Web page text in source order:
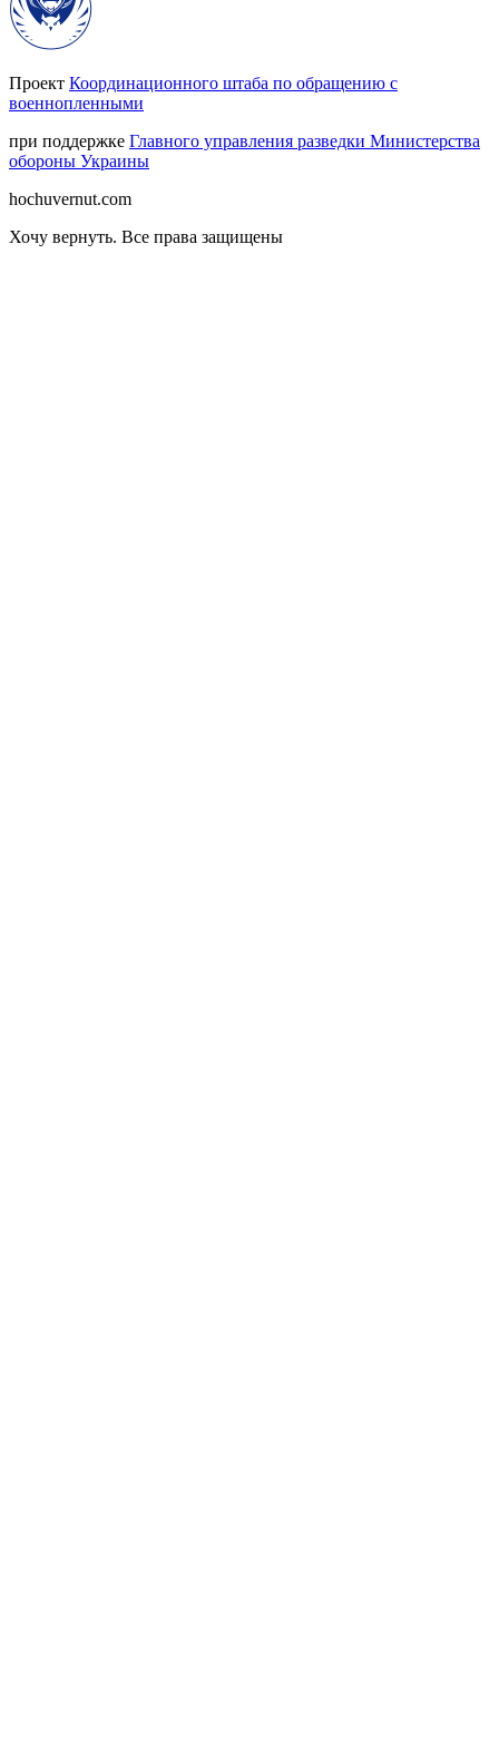
Проект Координационного штаба по обращению с
военнопленными
при поддержке Главного управления разведки Министерства
обороны Украины
hochuvernut.com
Хочу вернуть. Все права защищены